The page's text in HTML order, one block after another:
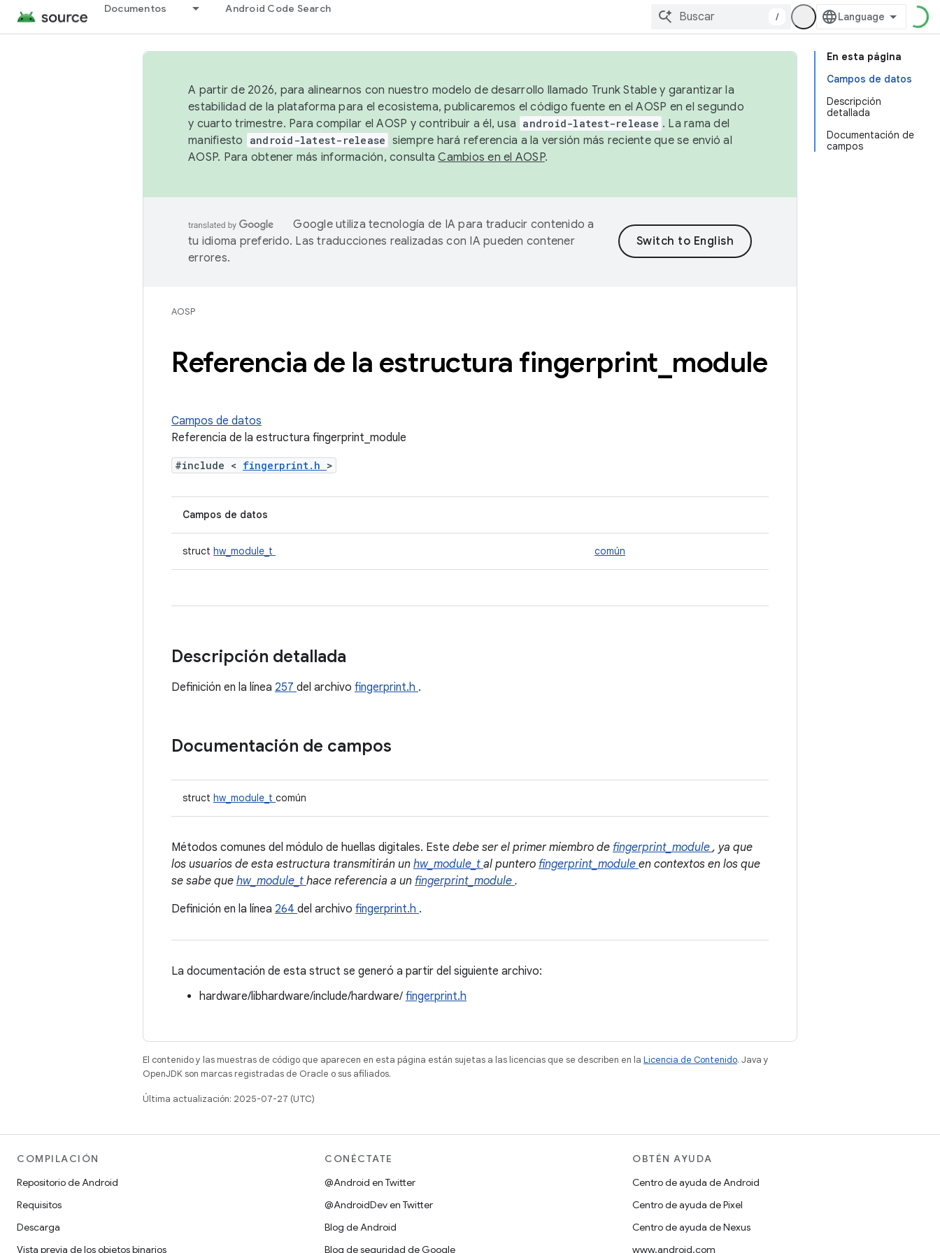
Documentos Android Code Search
/
En esta página
Campos de datos
Descripción
detallada
Documentación de
campos
A partir de 2026, para alinearnos con nuestro modelo de desarrollo llamado Trunk Stable y garantizar la
estabilidad de la plataforma para el ecosistema, publicaremos el código fuente en el AOSP en el segundo
y cuarto trimestre. Para compilar el AOSP y contribuir a él, usa android-latest-release . La rama del
manifiesto
android-latest-release siempre hará referencia a la versión más reciente que se envió al
AOSP. Para obtener más información, consultaCambios en el AOSP.
Google utiliza tecnología de IA para traducir contenido a
tu idioma preferido. Las traducciones realizadas con IA pueden contener
errores.
AOSP
Referencia de la estructura fingerprint module
Campos de datos
Referencia de la estructura fingerprint_module
#include < fingerprint.h >
Campos de datos
struct hw_module_t común
Descripción detallada
Definición en la línea 257 del archivo fingerprint.h .
Documentación de campos
struct hw_module_t común
Métodos comunes del módulo de huellas digitales. Este debe ser el primer miembro de fingerprint_module, ya que
los usuarios de esta estructura transmitirán un hw_module_t al puntero fingerprint_module en contextos en los que
se sabe que hw_module_t hace referencia a un fingerprint_module .
Definición en la línea 264 del archivo fingerprint.h .
La documentación de esta struct se generó a partir del siguiente archivo:
hardware/libhardware/include/hardware/ fingerprint.h
El contenido y las muestras de código que aparecen en esta página están sujetas a las licencias que se describen en la Licencia de Contenido. Java y
OpenJDK son marcas registradas de Oracle o sus afiliados.
Última actualización: 2025-07-27 (UTC)
COMPILACIÓN
Repositorio de Android
Requisitos
Descarga
Vista previa de los objetos binarios
CONÉCTATE
@Android en Twitter
@AndroidDev en Twitter
Blog de Android
Blog de seguridad de Google
OBTÉN AYUDA
Centro de ayuda de Android
Centro de ayuda de Pixel
Centro de ayuda de Nexus
www.android.com